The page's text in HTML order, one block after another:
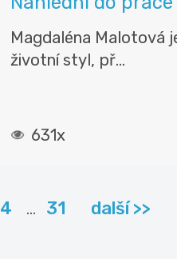
Magdaléna Malotová
životní styl, př...
631x
4 ... 31 další >>